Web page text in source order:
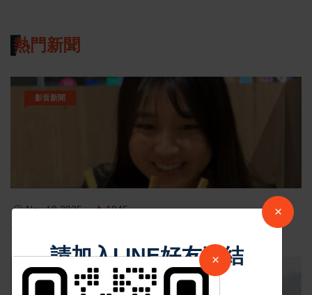
熱門新聞
影音新聞
Nov 19 2025 1045
台中個人燒肉！自己做烤串丼！好吃又好玩！
最新消息
×
請加入LINE好友連結
×